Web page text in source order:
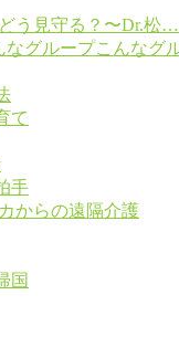
う見守る？〜Dr.松…
なグループこんなグ
て
手
からの遠隔介護
国